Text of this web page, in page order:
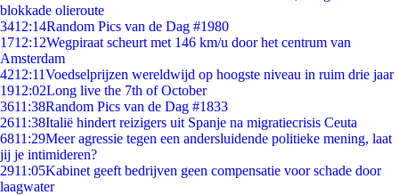
blokkade olieroute
3412:14Random Pics van de Dag #1980
1712:12Wegpiraat scheurt met 146 km/u door het centrum van
Amsterdam
4212:11Voedselprijzen wereldwijd op hoogste niveau in ruim drie jaar
1912:02Long live the 7th of October
3611:38Random Pics van de Dag #1833
2611:38Italië hindert reizigers uit Spanje na migratiecrisis Ceuta
6811:29Meer agressie tegen een andersluidende politieke mening, laat
jij je intimideren?
2911:05Kabinet geeft bedrijven geen compensatie voor schade door
laagwater